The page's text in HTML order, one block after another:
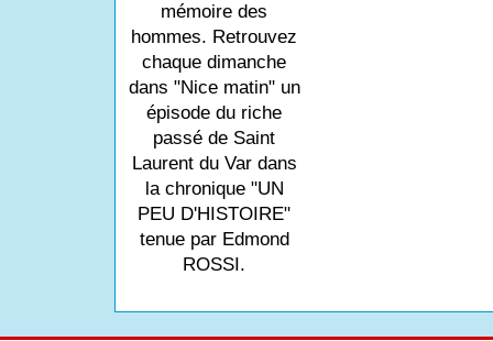
mémoire des
hommes. Retrouvez
chaque dimanche
dans "Nice matin" un
épisode du riche
passé de Saint
Laurent du Var dans
la chronique "UN
PEU D'HISTOIRE"
tenue par Edmond
ROSSI.